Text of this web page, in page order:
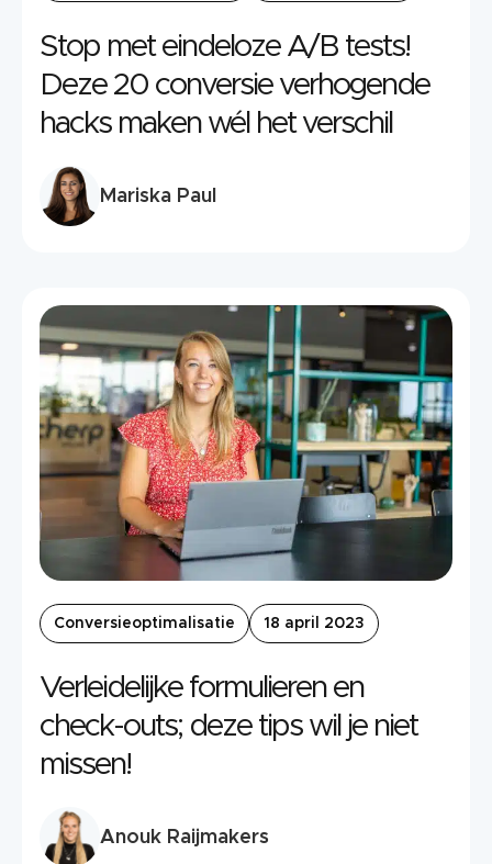
Stop met eindeloze A/B tests!
Deze 20 conversie verhogende
hacks maken wél het verschil
Mariska Paul
Conversieoptimalisatie 18 april 2023
Verleidelijke formulieren en
check-outs; deze tips wil je niet
missen!
Anouk Raijmakers